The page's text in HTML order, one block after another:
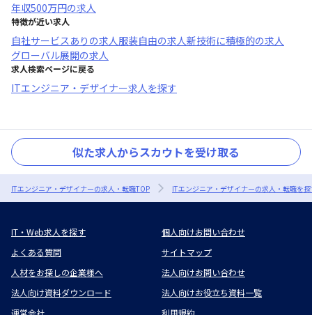
年収500万円の求人
特徴が近い求人
自社サービスあり の求人服装自由の求人新技術に積極的の求人
グローバル展開の求人
求人検索ページに戻る
ITエンジニア・デザイナー求人を探す
似た求人からスカウトを受け取る
ITエンジニア・デザイナーの求人・転職TOP ITエンジニア・デザイナーの求人・転職を
IT・Web求人を探す
個人向けお問い合わせ
よくある質問
サイトマップ
人材をお探しの企業様へ
法人向けお問い合わせ
法人向け資料ダウンロード
法人向けお役立ち資料一覧
運営会社
利用規約